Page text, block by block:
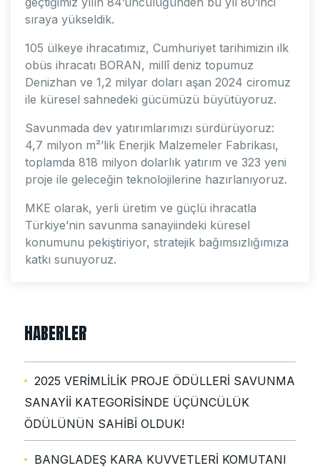
sıraya yükseldik.
105 ülkeye ihracatımız, Cumhuriyet tarihimizin ilk
obüs ihracatı BORAN, millî deniz topumuz
Denizhan ve 1,2 milyar doları aşan 2024 ciromuz
ile küresel sahnedeki gücümüzü büyütüyoruz.
Savunmada dev yatırımlarımızı sürdürüyoruz:
4,7 milyon m²’lik Enerjik Malzemeler Fabrikası,
toplamda 818 milyon dolarlık yatırım ve 323 yeni
proje ile geleceğin teknolojilerine hazırlanıyoruz.
MKE olarak, yerli üretim ve güçlü ihracatla
Türkiye’nin savunma sanayiindeki küresel
konumunu pekiştiriyor, stratejik bağımsızlığımıza
katkı sunuyoruz.
HABERLER
2025 VERİMLİLİK PROJE ÖDÜLLERİ SAVUNMA
SANAYİİ KATEGORİSİNDE ÜÇÜNCÜLÜK
ÖDÜLÜNÜN SAHİBİ OLDUK!
BANGLADEŞ KARA KUVVETLERİ KOMUTANI